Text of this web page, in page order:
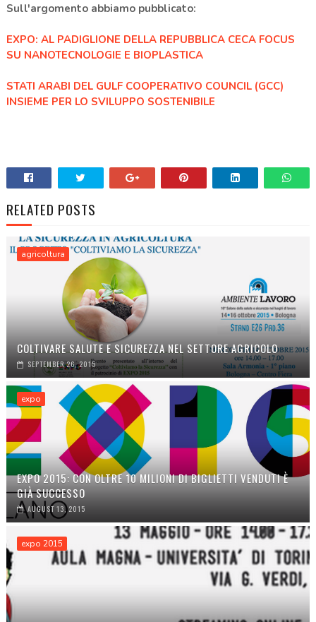
Sull'argomento abbiamo pubblicato:
EXPO: AL PADIGLIONE DELLA REPUBBLICA CECA FOCUS
SU NANOTECNOLOGIE E BIOPLASTICA
STATI ARABI DEL GULF COOPERATIVO COUNCIL (GCC)
INSIEME PER LO SVILUPPO SOSTENIBILE
RELATED POSTS
agricoltura
COLTIVARE SALUTE E SICUREZZA NEL SETTORE AGRICOLO
SEPTEMBER 26, 2015
expo
EXPO 2015: CON OLTRE 10 MILIONI DI BIGLIETTI VENDUTI È
GIÀ SUCCESSO
AUGUST 13, 2015
expo 2015